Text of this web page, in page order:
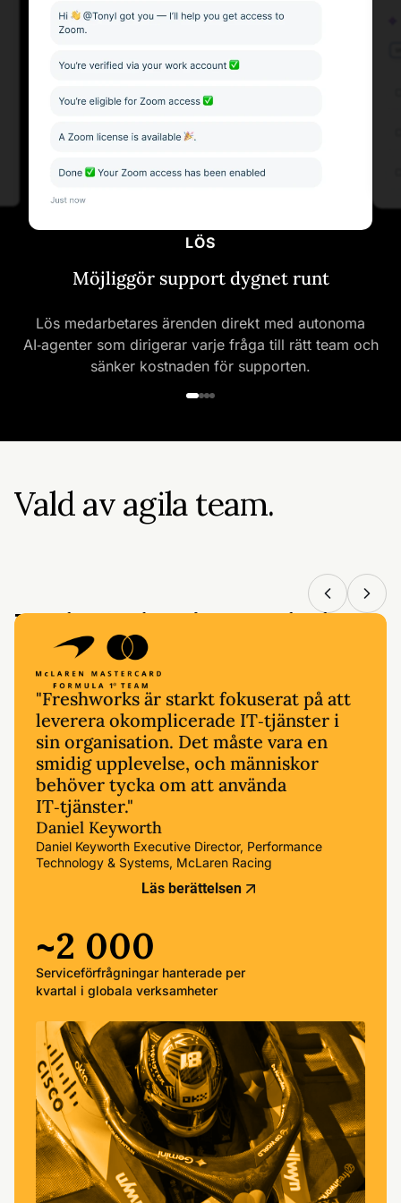
LÖS
Möjliggör support dygnet runt
Lös medarbetares ärenden direkt med autonoma
AI‑agenter som dirigerar varje fråga till rätt team och
sänker kostnaden för supporten.
Snabba upp triagering och lösning med AI Copilot-
Hitta grundorsaker snabbare
Korrelera signaler och analysera mönster för att
Identifiera flaskhalsar och följ trender för att
Vald av agila team.
Verksamhet i stor skala.
~2 000
Serviceförfrågningar hanterade per
kvartal i globala verksamheter
"Freshworks är starkt fokuserat på att
leverera okomplicerade IT‑tjänster i
sin organisation. Det måste vara en
smidig upplevelse, och människor
behöver tycka om att använda
IT‑tjänster."
Daniel Keyworth
Daniel Keyworth Executive Director, Performance
Technology & Systems, McLaren Racing
Läs berättelsen